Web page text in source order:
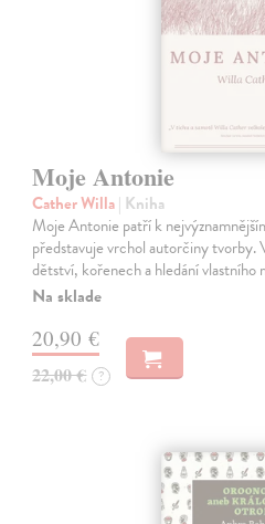
Moje Antonie
Cather Willa| Kniha
Moje Antonie patří k
představuje vrchol autorčiny tvorby.
dětství, kořenech a hledání vlastního
Na sklade
20,90 €
22,00 € ?